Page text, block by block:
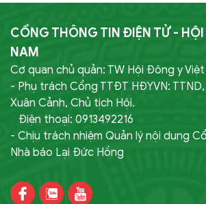
CỔNG THÔNG TIN ĐIỆN TỬ -
NAM
Cơ quan chủ quản: TW Hội Đông y Việt
- Phụ trách Cổng TTĐT HĐYVN: TTND,
Xuân Cảnh, Chủ tịch Hội.
Điện thoại: 0913492216
- Chịu trách nhiệm Quản lý nội dung
Nhà báo Lại Đức Hồng